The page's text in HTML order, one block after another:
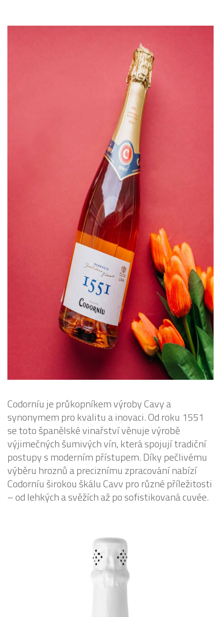
Codorníu je průkopníkem výroby Cavy a
synonymem pro kvalitu a inovaci. Od roku 1551
se toto španělské vinařství věnuje výrobě
výjimečných šumivých vín, která spojují tradiční
postupy s moderním přístupem. Díky pečlivému
výběru hroznů a preciznímu zpracování nabízí
Codorníu širokou škálu Cavv pro různé příležitosti
– od lehkých a svěžích až po sofistikovaná cuvée.